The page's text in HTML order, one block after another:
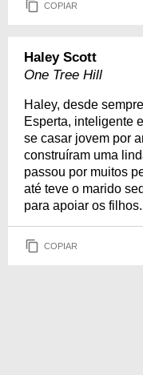
COPIAR
Haley Scott
One Tree Hill
Haley, desde
Esperta, inteligente
se casar jovem por
construíram uma
passou por muitos
até teve o marido
para apoiar os filhos.
COPIAR